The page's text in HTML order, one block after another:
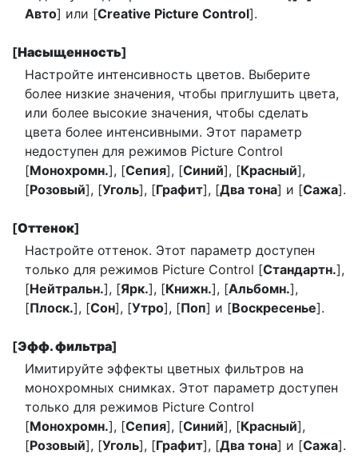
Авто] или [Creative Picture Control].
[Насыщенность]
Настройте интенсивность цветов. Выберите
более низкие значения, чтобы приглушить цвета,
или более высокие значения, чтобы сделать
цвета более интенсивными. Этот параметр
недоступен для режимов Picture Control
[Монохромн.], [Сепия], [Синий], [Красный],
[Розовый], [Уголь], [Графит], [Два тона] и [Сажа].
[Оттенок]
Настройте оттенок. Этот параметр доступен
только для режимов Picture Control [Стандартн.],
[Нейтральн.], [Ярк.], [Книжн.], [Альбомн.],
[Плоск.], [Сон], [Утро], [Поп] и [Воскресенье].
[Эфф. фильтра]
Имитируйте эффекты цветных фильтров на
монохромных снимках. Этот параметр доступен
только для режимов Picture Control
[Монохромн.], [Сепия], [Синий], [Красный],
[Розовый], [Уголь], [Графит], [Два тона] и [Сажа].